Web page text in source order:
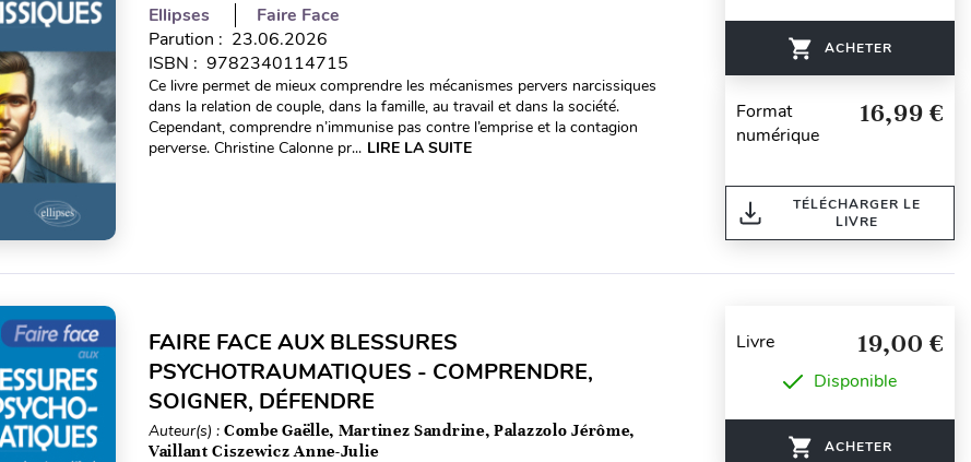
Ellipses
Faire Face
Parution : 23.06.2026
ISBN : 9782340114715
Ce livre permet de mieux comprendre les mécanismes pervers narcissiques
dans la relation de couple, dans la famille, au travail et dans la société.
Cependant, comprendre n’immunise pas contre l’emprise et la contagion
perverse. Christine Calonne pr... LIRE LA SUITE
ACHETER
Format
numérique
16,99 €
TÉLÉCHARGER LE
LIVRE
FAIRE FACE AUX BLESSURES
PSYCHOTRAUMATIQUES - COMPRENDRE,
SOIGNER, DÉFENDRE
Auteur(s) : Combe Gaëlle, Martinez Sandrine, Palazzolo Jérôme,
Vaillant Ciszewicz Anne-Julie
Livre 19,00 €
Disponible
ACHETER